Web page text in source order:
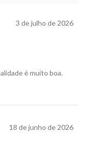
3 de julho de 2026
é muito boa.
18 de junho de 2026